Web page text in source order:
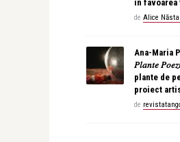
în favoarea
de Alice
Ana-Maria
𝑃𝑙𝑎𝑛𝑡𝑒
plante de
proiect
de